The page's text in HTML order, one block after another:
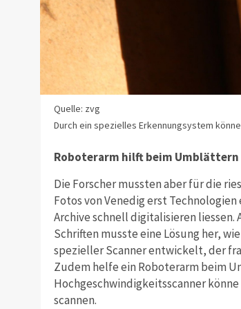
Quelle: zvg
Durch ein spezielles Erkennungsystem
Roboterarm hilft beim Umblättern
Die Forscher mussten aber für die
Fotos von Venedig erst
Archive schnell digitalisieren
Schriften musste eine Lösung her,
spezieller Scanner entwickelt, der
Zudem helfe ein Roboterarm beim
Hochgeschwindigkeitsscanner
scannen.